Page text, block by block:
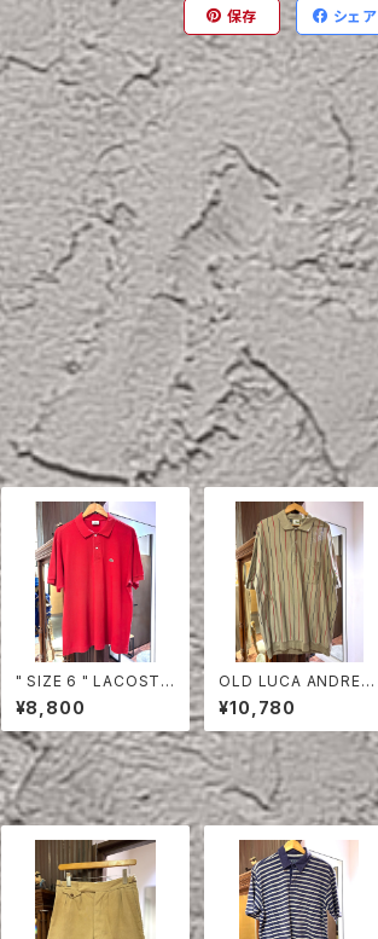
保存 シェア
" SIZE 6 " LACOSTE
POLO SHIRT RED
¥8,800
OLD LUCA ANDREA
STRIPE COTTON H
ALF SLEEVE SHIRT
¥10,780